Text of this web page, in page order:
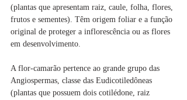
(plantas que apresentam raiz, caule, folha, flores,
frutos e sementes). Têm origem foliar e a função
original de proteger a inflorescência ou as flores
em desenvolvimento.
A flor-camarão pertence ao grande grupo das
Angiospermas, classe das Eudicotiledôneas
(plantas que possuem dois cotilédone, raiz